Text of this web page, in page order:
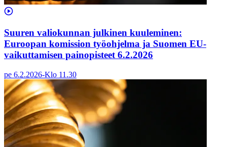
Suuren valiokunnan julkinen kuuleminen:
Euroopan komission työohjelma ja Suomen EU-
vaikuttamisen painopisteet 6.2.2026
pe 6.2.2026-Klo 11.30